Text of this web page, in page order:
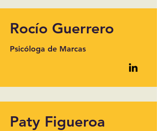
Rocío Guerrero
Psicóloga de Marcas
Paty Figueroa